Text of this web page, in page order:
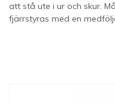
att stå ute i ur och skur.
fjärrstyras med en